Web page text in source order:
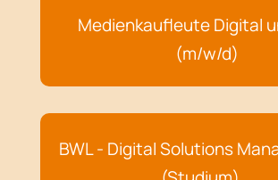
Medienkaufleute Digital
(m/w/d)
BWL - Digital Solutions